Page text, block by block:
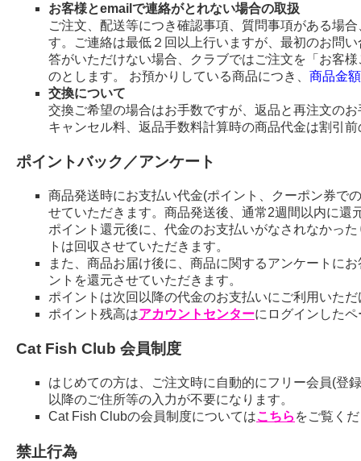
お客様とemailで連絡がとれない場合の取扱
ご注文、配送等につき確認事項、質問事項がある場
す。ご連絡は最低２回以上行いますが、最初のお問
答がいただけない場合、クラブではご注文を「お客
のとします。 お預かりしている商品につき、 商品金
交換について
交換ご希望の場合はお手数ですが、返品と再注文の
キャンセル料、返品手数料計算時の商品代金は割引
ポイントバック／アンケート
商品発送時にお支払い代金(ポイント、クーポン券で
せていただきます。商品発送後、通常2週間以内に還
ポイント還元後に、代金のお支払いがなされなかっ
トは回収させていただきます。
また、商品お届け後に、商品に関するアンケートに
ントを還元させていただきます。
ポイントは次回以降の代金のお支払いにご利用いた
ポイント残高はアカウントセンターにログインした
Cat Fish Club 会員制度
はじめての方は、ご注文時に自動的にフリー会員(登
以降のご住所等の入力が不要になります。
Cat Fish Clubの会員制度についてはこちら をご覧く
禁止行為